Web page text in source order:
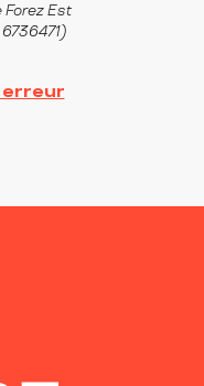
Forez Est
6736471)
erreur